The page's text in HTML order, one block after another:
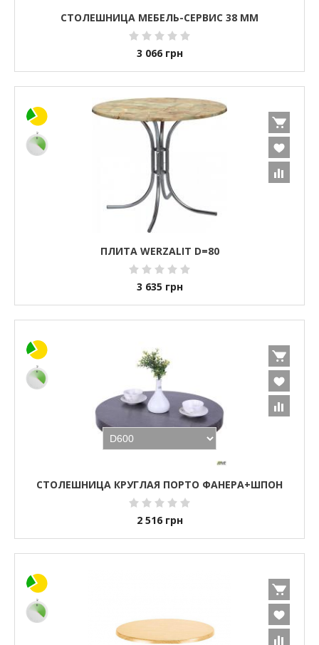
СТОЛЕШНИЦА МЕБЕЛЬ-СЕРВИС 38 ММ
3 066 грн
ПЛИТА WERZALIT D=80
3 635 грн
СТОЛЕШНИЦА КРУГЛАЯ ПОРТО ФАНЕРА+ШПОН
2 516 грн